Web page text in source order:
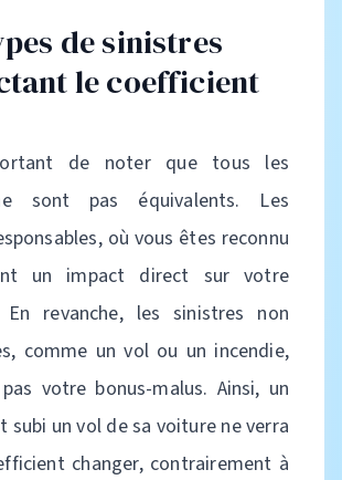
de sinistres
le coefficient
de noter que tous les
sont pas équivalents. Les
où vous êtes reconnu
un impact direct sur votre
En revanche, les sinistres non
comme un vol ou un incendie,
votre bonus-malus. Ainsi, un
subi un vol de sa voiture ne verra
changer, contrairement à